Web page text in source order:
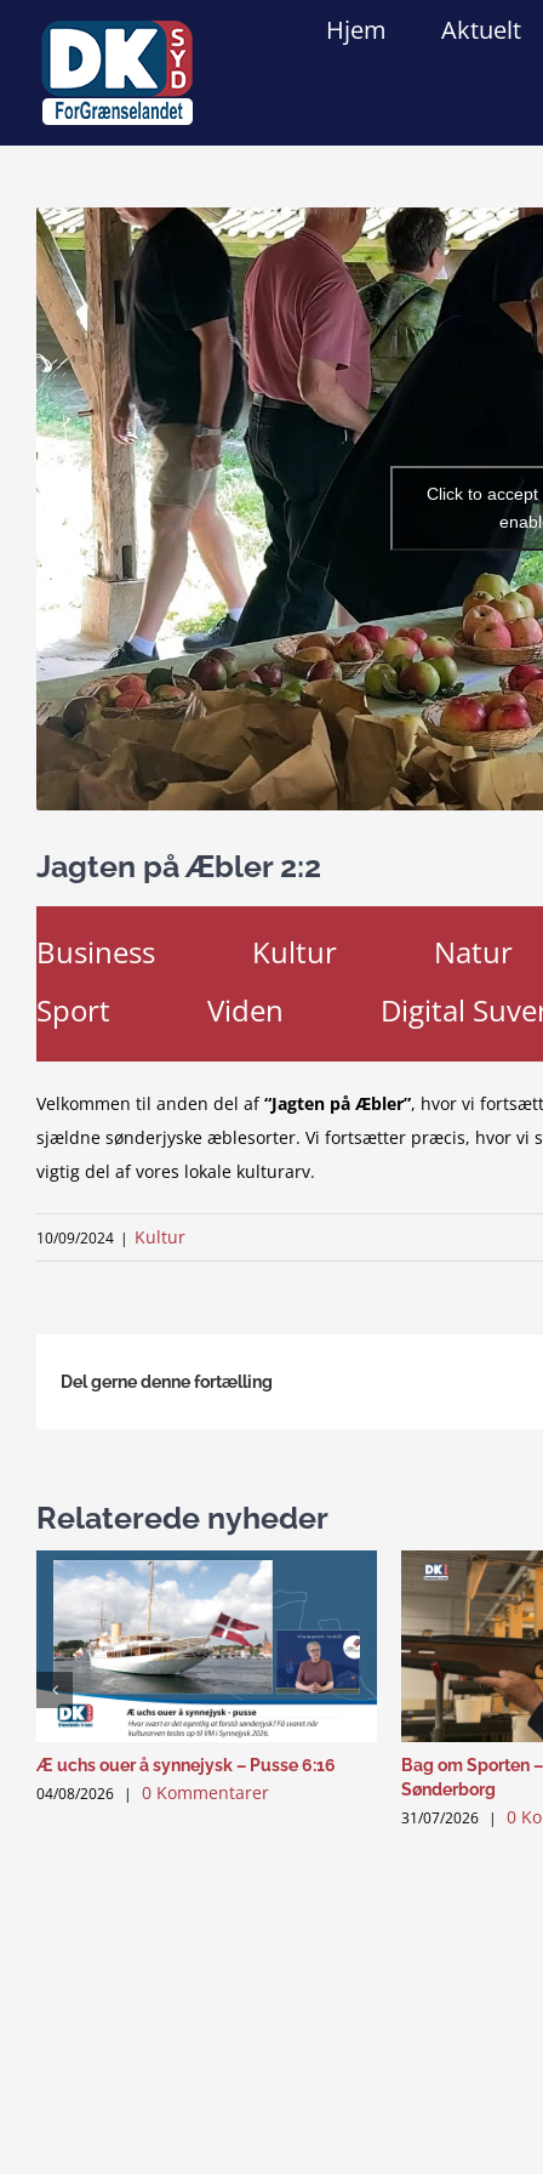
content
Hjem Aktuelt
View
Larger
Image
Click to
Jagten på Æbler 2:2
Business Kultur
Natur
Sport
Viden Digital
Velkommen til anden del af“Jagten på Æbler”, hvor vi
sjældne sønderjyske æblesorter. Vi fortsætter præcis, hvor vi
vigtig del af vores lokale kulturarv.
10/09/2024 | Kultur
Del gerne denne fortælling
Relaterede nyheder
Æ uchs ouer å synnejysk – Pusse 6:16
04/08/2026 | 0 Kommentarer
Bag om Sporten
Sønderborg
31/07/2026 | 0